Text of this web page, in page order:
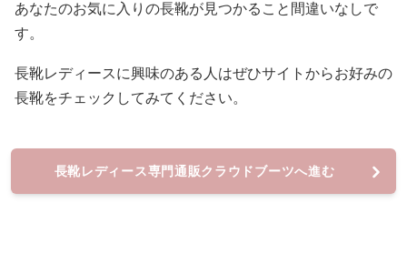
あなたのお気に入りの長靴が見つかること間違いなしで
す。
長靴レディースに興味のある人はぜひサイトからお好みの
長靴をチェックしてみてください。
長靴レディース専門通販クラウドブーツへ進む